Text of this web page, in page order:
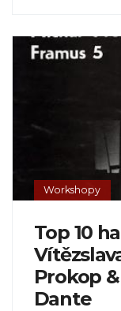
Workshopy
Top 10
Prokop
Dante